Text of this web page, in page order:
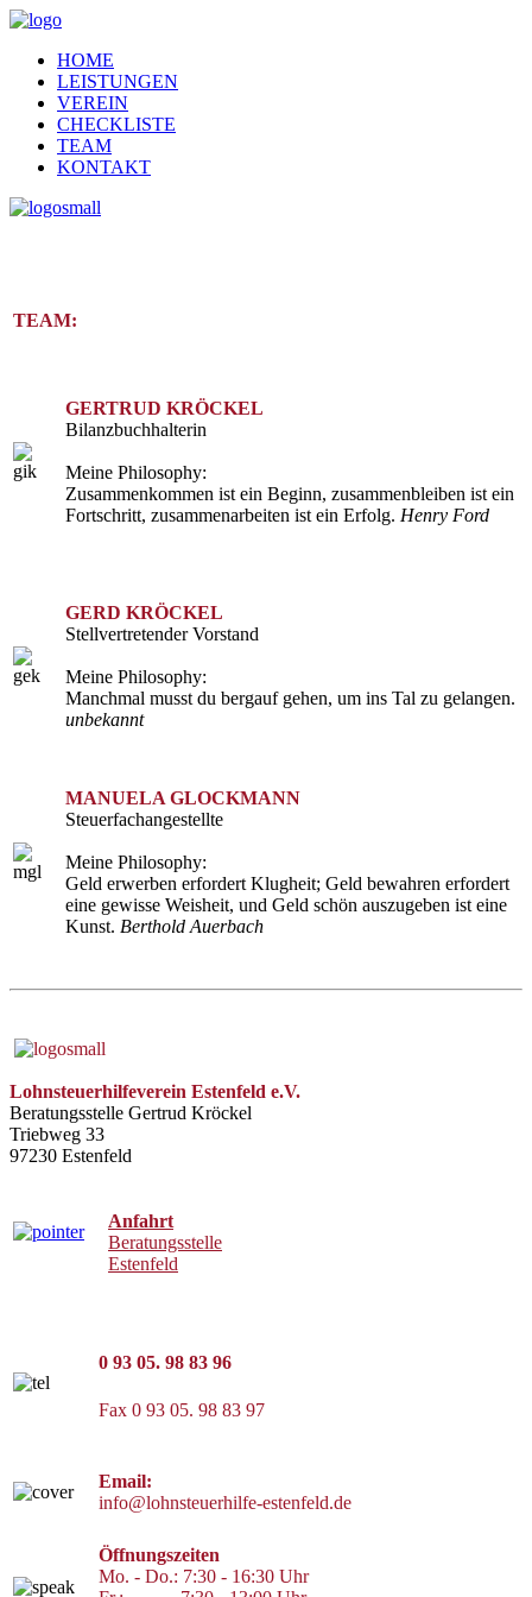
HOME
LEISTUNGEN
VEREIN
CHECKLISTE
TEAM
KONTAKT
TEAM:
GERTRUD KRÖCKEL
Bilanzbuchhalterin
Meine Philosophy:
Zusammenkommen ist ein Beginn, zusammenbleiben ist ein
Fortschritt, zusammenarbeiten ist ein Erfolg. Henry Ford
GERD KRÖCKEL
Stellvertretender Vorstand
Meine Philosophy:
Manchmal musst du bergauf gehen, um ins Tal zu gelangen.
unbekannt
MANUELA GLOCKMANN
Steuerfachangestellte
Meine Philosophy:
Geld erwerben erfordert Klugheit; Geld bewahren erfordert
eine gewisse Weisheit, und Geld schön auszugeben ist eine
Kunst. Berthold Auerbach
Lohnsteuerhilfeverein Estenfeld e.V.
Beratungsstelle Gertrud Kröckel
Triebweg 33
97230 Estenfeld
Anfahrt
Beratungsstelle
Estenfeld
0 93 05. 98 83 96
Fax 0 93 05. 98 83 97
Email:
info@lohnsteuerhilfe-estenfeld.de
Öffnungszeiten
Mo. - Do.: 7:30 - 16:30 Uhr